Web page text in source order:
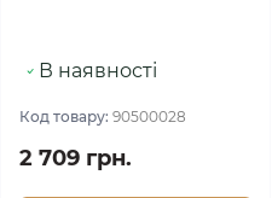
В наявності
Код товару: 90500028
2 709 грн.